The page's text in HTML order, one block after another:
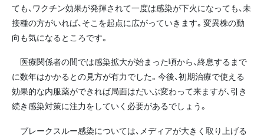
ても、ワクチン効果が発揮されて一度は感染が下火になっても、未
接種の方がいれば、そこを起点に広がっていきます。変異株の動
向も気になるところです。
医療関係者の間では感染拡大が始まった頃から、終息するまで
に数年はかかるとの見方が有力でした。今後、初期治療で使える
効果的な内服薬ができれば局面はだいぶ変わって来ますが、引き
続き感染対策に注力をしていく必要があるでしょう。
ブレークスルー感染については、メディアが大きく取り上げる